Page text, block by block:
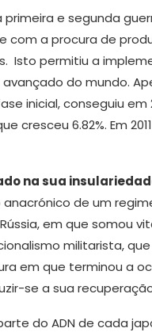
primeira e segunda
com a procura de
Isto permitiu a
do mundo.
inicial, conseguiu em
cresceu 6.82%. Em
na sua
de um
em que somou
militarista,
em que terminou a
se a sua
do ADN de cada